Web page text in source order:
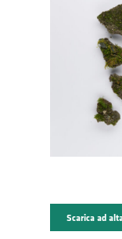
Scarica ad